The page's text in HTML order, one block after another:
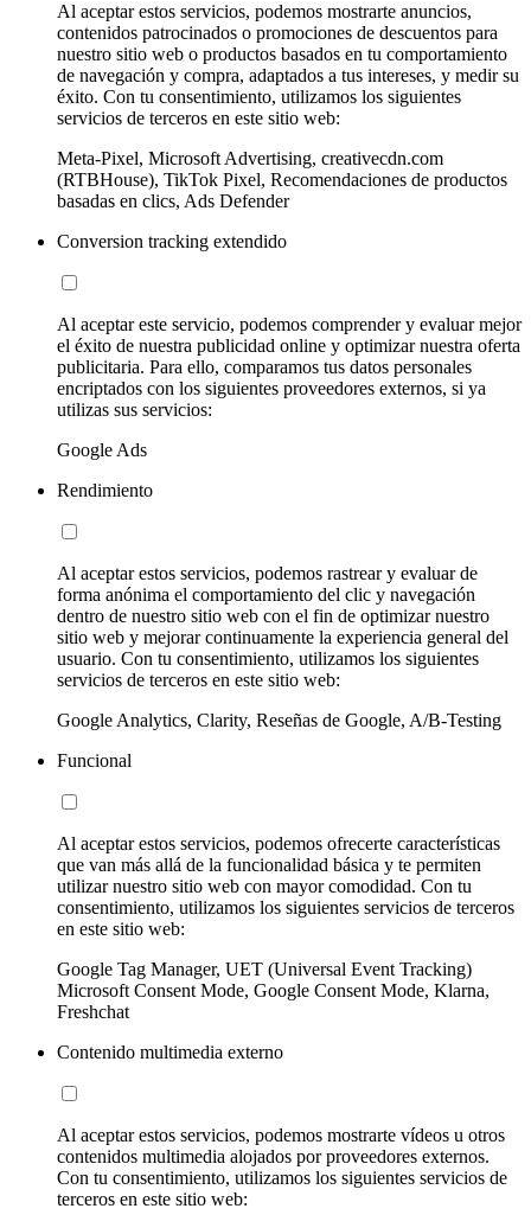
Al aceptar estos servicios, podemos mostrarte anuncios,
contenidos patrocinados o promociones de descuentos para
nuestro sitio web o productos basados en tu comportamiento
de navegación y compra, adaptados a tus intereses, y medir su
éxito. Con tu consentimiento, utilizamos los siguientes
servicios de terceros en este sitio web:
Meta-Pixel, Microsoft Advertising, creativecdn.com
(RTBHouse), TikTok Pixel, Recomendaciones de productos
basadas en clics, Ads Defender
Conversion tracking extendido
Al aceptar este servicio, podemos comprender y evaluar mejor
el éxito de nuestra publicidad online y optimizar nuestra oferta
publicitaria. Para ello, comparamos tus datos personales
encriptados con los siguientes proveedores externos, si ya
utilizas sus servicios:
Google Ads
Rendimiento
Al aceptar estos servicios, podemos rastrear y evaluar de
forma anónima el comportamiento del clic y navegación
dentro de nuestro sitio web con el fin de optimizar nuestro
sitio web y mejorar continuamente la experiencia general del
usuario. Con tu consentimiento, utilizamos los siguientes
servicios de terceros en este sitio web:
Google Analytics, Clarity, Reseñas de Google, A/B-Testing
Funcional
Al aceptar estos servicios, podemos ofrecerte características
que van más allá de la funcionalidad básica y te permiten
utilizar nuestro sitio web con mayor comodidad. Con tu
consentimiento, utilizamos los siguientes servicios de terceros
en este sitio web:
Google Tag Manager, UET (Universal Event Tracking)
Microsoft Consent Mode, Google Consent Mode, Klarna,
Freshchat
Contenido multimedia externo
Al aceptar estos servicios, podemos mostrarte vídeos u otros
contenidos multimedia alojados por proveedores externos.
Con tu consentimiento, utilizamos los siguientes servicios de
terceros en este sitio web: